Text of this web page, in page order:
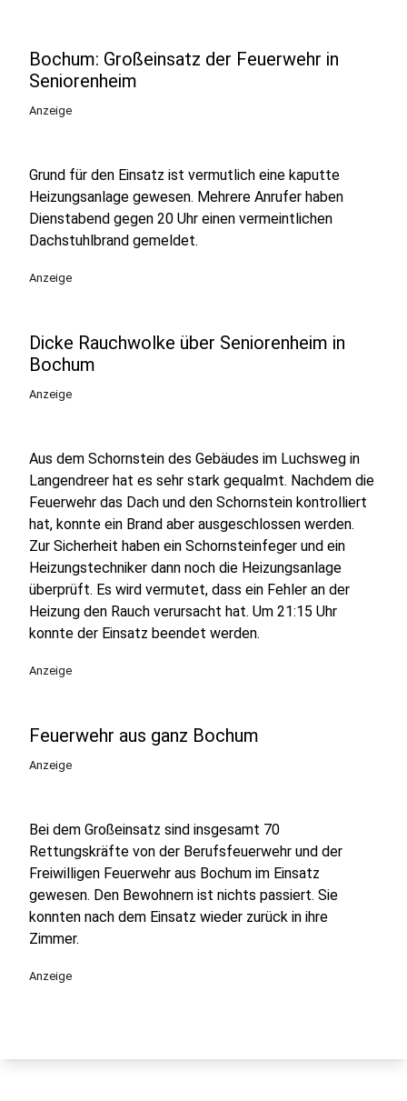
Bochum: Großeinsatz der Feuerwehr in
Seniorenheim
Anzeige
Grund für den Einsatz ist vermutlich eine kaputte
Heizungsanlage gewesen. Mehrere Anrufer haben
Dienstabend gegen 20 Uhr einen vermeintlichen
Dachstuhlbrand gemeldet.
Anzeige
Dicke Rauchwolke über Seniorenheim in
Bochum
Anzeige
Aus dem Schornstein des Gebäudes im Luchsweg in
Langendreer hat es sehr stark gequalmt. Nachdem die
Feuerwehr das Dach und den Schornstein kontrolliert
hat, konnte ein Brand aber ausgeschlossen werden.
Zur Sicherheit haben ein Schornsteinfeger und ein
Heizungstechniker dann noch die Heizungsanlage
überprüft. Es wird vermutet, dass ein Fehler an der
Heizung den Rauch verursacht hat. Um 21:15 Uhr
konnte der Einsatz beendet werden.
Anzeige
Feuerwehr aus ganz Bochum
Anzeige
Bei dem Großeinsatz sind insgesamt 70
Rettungskräfte von der Berufsfeuerwehr und der
Freiwilligen Feuerwehr aus Bochum im Einsatz
gewesen. Den Bewohnern ist nichts passiert. Sie
konnten nach dem Einsatz wieder zurück in ihre
Zimmer.
Anzeige